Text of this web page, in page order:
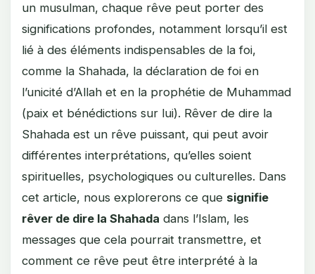
un musulman, chaque rêve peut porter des
significations profondes, notamment lorsqu’il est
lié à des éléments indispensables de la foi,
comme la Shahada, la déclaration de foi en
l’unicité d’Allah et en la prophétie de Muhammad
(paix et bénédictions sur lui). Rêver de dire la
Shahada est un rêve puissant, qui peut avoir
différentes interprétations, qu’elles soient
spirituelles, psychologiques ou culturelles. Dans
cet article, nous explorerons ce que signifie
rêver de dire la Shahada dans l’Islam, les
messages que cela pourrait transmettre, et
comment ce rêve peut être interprété à la